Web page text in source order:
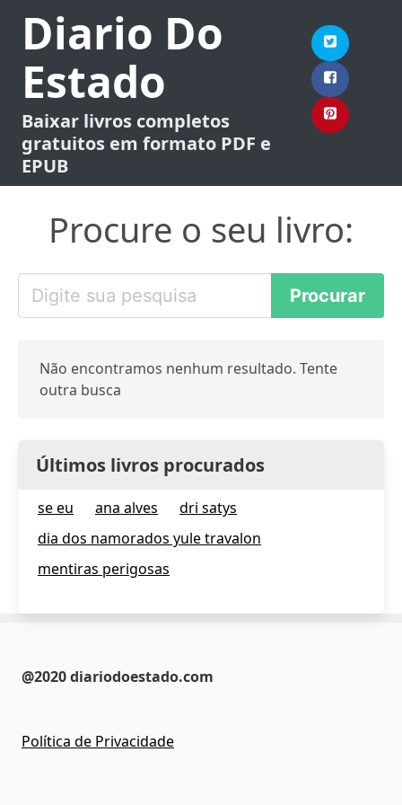
Diario Do
Estado
Baixar livros completos
gratuitos em formato PDF e
EPUB
Procure o seu livro:
Não encontramos nenhum resultado. Tente
outra busca
Últimos livros procurados
se eu ana alves
dri satys
dia dos namorados yule travalon
mentiras perigosas
@2020 diariodoestado.com
Política de Privacidade